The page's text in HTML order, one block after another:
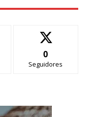
0
Seguidores